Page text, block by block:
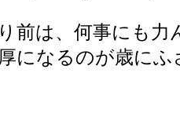
前は、何事にも
になるのが歳にふ